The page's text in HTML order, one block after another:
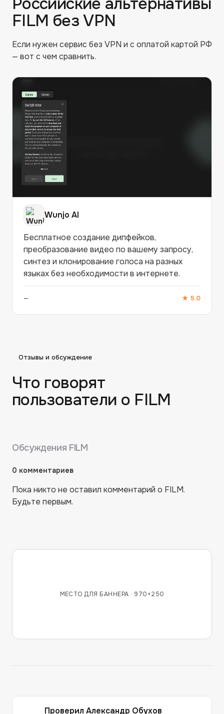
FILM без VPN
Если нужен сервис без VPN и с оплатой картой РФ
— вот с чем сравнить.
Wunjo AI
Бесплатное создание дипфейков,
преобразование видео по вашему запросу,
синтез и клонирование голоса на разных
языках без необходимости в интернете.
— ★ 5.0
Отзывы и обсуждение
Что говорят
пользователи о FILM
Обсуждения FILM
0 комментариев
Пока никто не оставил комментарий о FILM.
Будьте первым.
МЕСТО ДЛЯ БАННЕРА · 970×250
Проверил Александр Обухов